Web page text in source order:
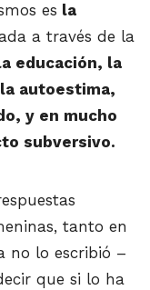
es la
a través de la
educación, la
autoestima,
y en mucho
subversivo.
tanto en
no lo escribió –
que si lo ha